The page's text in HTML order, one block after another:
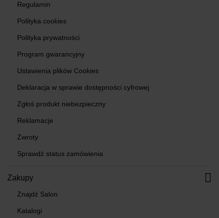
Regulamin
Polityka cookies
Polityka prywatności
Program gwarancyjny
Ustawienia plików Cookies
Deklaracja w sprawie dostępności cyfrowej
Zgłoś produkt niebezpieczny
Reklamacje
Zwroty
Sprawdź status zamówienia
Zakupy
Znajdź Salon
Katalogi